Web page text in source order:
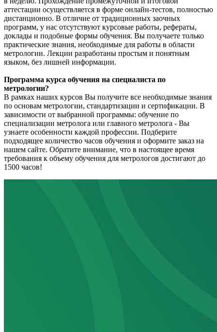
аттестации осуществляется в форме онлайн-тестов, полностью
дистанционно. В отличие от традиционных заочных
программ, у нас отсутствуют курсовые работы, рефераты,
доклады и подобные формы обучения. Вы получаете только
практические знания, необходимые для работы в области
метрологии. Лекции разработаны простым и понятным
языком, без лишней информации.
Программа курса обучения на специалиста по
метрологии?
В рамках наших курсов Вы получите все необходимые знания
по основам метрологии, стандартизации и сертификации. В
зависимости от выбранной программы: обучение по
специализации метролога или главного метролога - Вы
узнаете особенности каждой профессии. Подберите
подходящее количество часов обучения и оформите заказ на
нашем сайте. Обратите внимание, что в настоящее время
требования к объему обучения для метрологов достигают до
1500 часов!